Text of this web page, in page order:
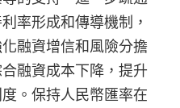
率形成和傳導機制，
融資增信和風險分擔
融資成本下降，提升
。保持人民幣匯率在